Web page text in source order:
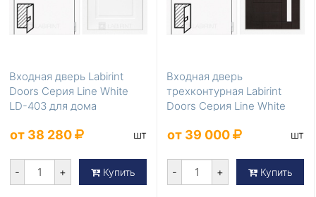
Входная дверь Labirint
Doors Серия Line White
LD-403 для дома
от 38 280 шт
- + Купить
Входная дверь
трехконтурная Labirint
Doors Серия Line White
от 39 000 шт
- + Купить